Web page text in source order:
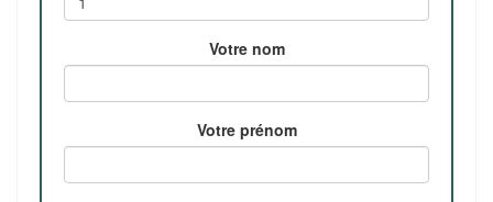
Votre nom
Votre prénom